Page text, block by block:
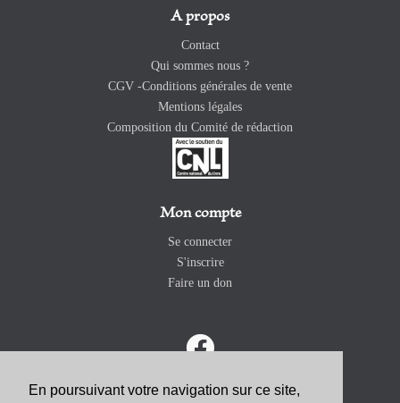
En poursuivant votre navigation sur ce site,
A propos
Contact
Qui sommes nous ?
CGV -Conditions générales de vente
Mentions légales
Composition du Comité de rédaction
Mon compte
Se connecter
S'inscrire
Faire un don